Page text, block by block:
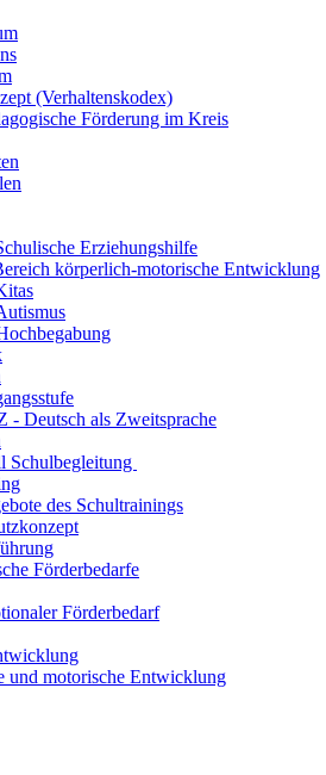
(Verhaltenskodex)
Förderung im Kreis
Erziehungshilfe
körperlich-motorische Entwicklung
- Deutsch als Zweitsprache
Schulbegleitung
des Schultrainings
Förderbedarfe
Förderbedarf
und motorische Entwicklung